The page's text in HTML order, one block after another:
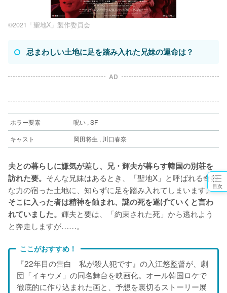
目次
©2021「聖地X」製作委員会
忌まわしい土地に足を踏み入れた兄妹の運命は？
AD
ホラー要素
呪い , SF
キャスト
岡田将生 , 川口春奈
夫との暮らしに嫌気が差し、兄・輝夫が暮らす韓国の別荘を
訪れた要。 そんな兄妹はあるとき、「聖地X」と呼ばれる奇妙
な力の宿った土地に、知らずに足を踏み入れてしまいます。
そこに入った者は精神を蝕まれ、謎の死を遂げていくと言わ
れていました。 輝夫と要は、「約束された死」から逃れよう
と奔走しますが……。
ここがおすすめ！
『22年目の告白　私が殺人犯です』の入江悠監督が、劇
団「イキウメ」の同名舞台を映画化。オール韓国ロケで
徹底的に作り込まれた画と、予想を裏切るストーリー展